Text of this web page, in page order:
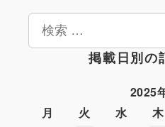
検
掲載日別の
2025
月
火 水 木